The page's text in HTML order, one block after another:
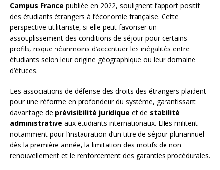
Campus France publiée en 2022, soulignent l’apport positif
des étudiants étrangers à l’économie française. Cette
perspective utilitariste, si elle peut favoriser un
assouplissement des conditions de séjour pour certains
profils, risque néanmoins d’accentuer les inégalités entre
étudiants selon leur origine géographique ou leur domaine
d’études.
Les associations de défense des droits des étrangers plaident
pour une réforme en profondeur du système, garantissant
davantage de prévisibilité juridique et de stabilité
administrative aux étudiants internationaux. Elles militent
notamment pour l’instauration d’un titre de séjour pluriannuel
dès la première année, la limitation des motifs de non-
renouvellement et le renforcement des garanties procédurales.